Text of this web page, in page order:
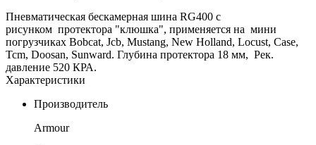
Пневматическая бескамерная шина RG400 с
рисунком протектора "клюшка", применяется на мини
погрузчиках Bobcat, Jcb, Mustang, New Holland, Locust, Case,
Tcm, Doosan, Sunward. Глубина протектора 18 мм, Рек.
давление 520 КРА.
Характеристики
Производитель
Armour